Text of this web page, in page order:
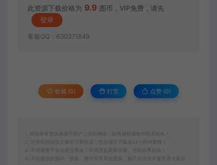
此资源下载价格为 9.9 图币，VIP免费，请先
登录
客服QQ：630371849
收藏 (0) 打赏 点赞 (0)
1. 本站所有资源来源于用户上传和网络，如有侵权请邮件联系站长！
2. 分享目的仅供大家学习和交流，您必须在下载后24小时内删除！
3. 不得使用于非法商业用途，不得违反国家法律。否则后果自负！
4. 本站提供的源码、模板、插件等等其他资源，都不包含技术服务请大家谅